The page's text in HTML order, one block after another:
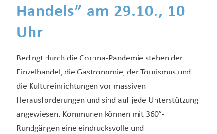
Handels” am 29.10., 10
Uhr
Bedingt durch die Corona-Pandemie stehen der
Einzelhandel, die Gastronomie, der Tourismus und
die Kultureinrichtungen vor massiven
Herausforderungen und sind auf jede Unterstützung
angewiesen. Kommunen können mit 360°-
Rundgängen eine eindrucksvolle und